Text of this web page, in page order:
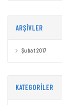
ARŞIVLER
Şubat 2017
KATEGORILER